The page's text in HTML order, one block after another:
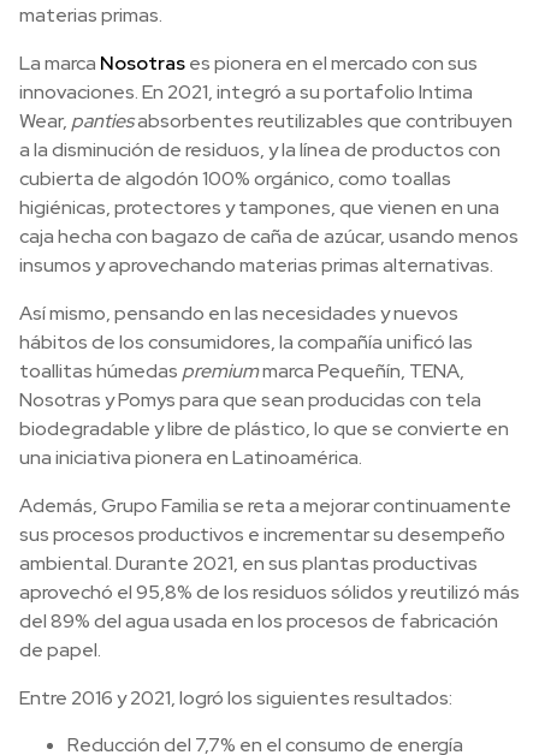
materias primas.
La marca Nosotrases pionera en el mercado con sus
innovaciones. En 2021, integró a su portafolio Intima
Wear, pantiesabsorbentes reutilizables que contribuyen
a la disminución de residuos, y la línea de productos con
cubierta de algodón 100% orgánico, como toallas
higiénicas, protectores y tampones, que vienen en una
caja hecha con bagazo de caña de azúcar, usando menos
insumos y aprovechando materias primas alternativas.
Así mismo, pensando en las necesidades y nuevos
hábitos de los consumidores, la compañía unificó las
toallitas húmedas premiummarca Pequeñín, TENA,
Nosotras y Pomys para que sean producidas con tela
biodegradable y libre de plástico, lo que se convierte en
una iniciativa pionera en Latinoamérica.
Además, Grupo Familia se reta a mejorar continuamente
sus procesos productivos e incrementar su desempeño
ambiental. Durante 2021, en sus plantas productivas
aprovechó el 95,8% de los residuos sólidos y reutilizó más
del 89% del agua usada en los procesos de fabricación
de papel.
Entre 2016 y 2021, logró los siguientes resultados:
Reducción del 7,7% en el consumo de energía